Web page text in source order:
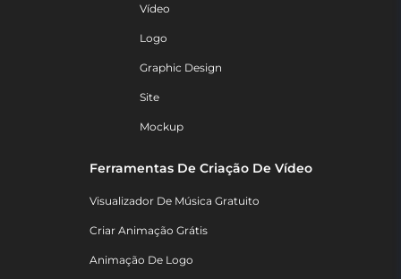
Vídeo
Logo
Graphic Design
Site
Mockup
Ferramentas De Criação De Vídeo
Visualizador De Música Gratuito
Criar Animação Grátis
Animação De Logo